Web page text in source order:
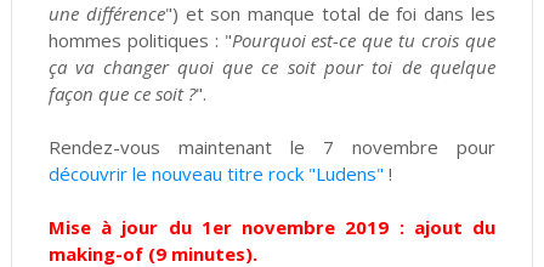
une différence") et son manque total de foi dans les
hommes politiques : "Pourquoi est-ce que tu crois que
ça va changer quoi que ce soit pour toi de quelque
façon que ce soit ?".
Rendez-vous maintenant le 7 novembre pour
découvrir le nouveau titre rock "Ludens" !
Mise à jour du 1er novembre 2019 : ajout du
making-of (9 minutes).